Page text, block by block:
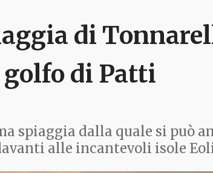
di
di Patti
spiaggia dalla quale si può
alle incantevoli isole